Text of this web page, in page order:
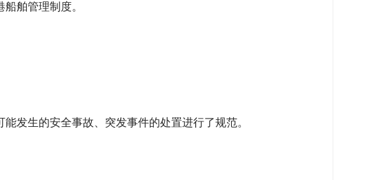
舶管理制度。
生的安全事故、突发事件的处置进行了规范。